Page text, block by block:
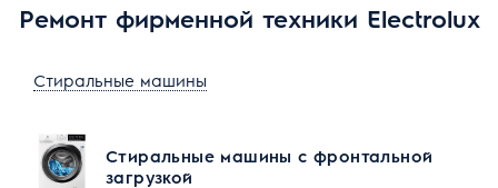
Ремонт фирменной техники Electrolux
Стиральные машины
Стиральные машины с фронтальной
загрузкой